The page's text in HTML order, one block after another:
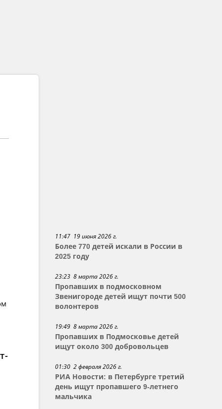
11:47 19 июня 2026 г.
Более 770 детей искали в России в
2025 году
23:23 8 марта 2026 г.
Пропавших в подмосковном
Звенигороде детей ищут почти 500
волонтеров
19:49 8 марта 2026 г.
Пропавших в Подмосковье детей
ищут около 300 добровольцев
01:30 2 февраля 2026 г.
РИА Новости: в Петербурге третий
день ищут пропавшего 9-летнего
мальчика